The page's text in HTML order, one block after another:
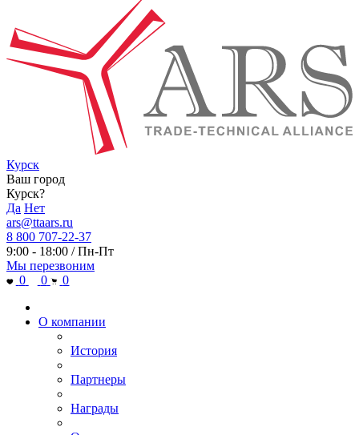
Курск
Ваш город
Курск?
Да Нет
ars@ttaars.ru
8 800 707-22-37
9:00 - 18:00 / Пн-Пт
Мы перезвоним
0
0 0
О компании
История
Партнеры
Награды